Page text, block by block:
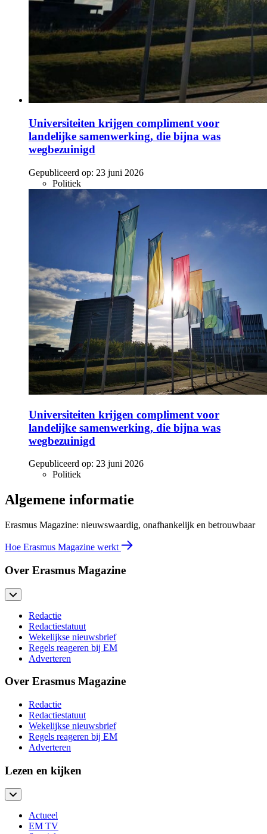
Universiteiten krijgen compliment voor
landelijke samenwerking, die bijna was
wegbezuinigd
Gepubliceerd op: 23 juni 2026
Politiek
Universiteiten krijgen compliment voor
landelijke samenwerking, die bijna was
wegbezuinigd
Gepubliceerd op: 23 juni 2026
Politiek
Algemene informatie
Erasmus Magazine: nieuwswaardig, onafhankelijk en betrouwbaar
Hoe Erasmus Magazine werkt
Over Erasmus Magazine
Redactie
Redactiestatuut
Wekelijkse nieuwsbrief
Regels reageren bij EM
Adverteren
Over Erasmus Magazine
Redactie
Redactiestatuut
Wekelijkse nieuwsbrief
Regels reageren bij EM
Adverteren
Lezen en kijken
Actueel
EM TV